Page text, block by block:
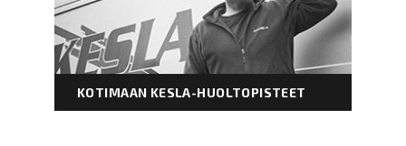
KOTIMAAN KESLA-HUOLTOPISTEET